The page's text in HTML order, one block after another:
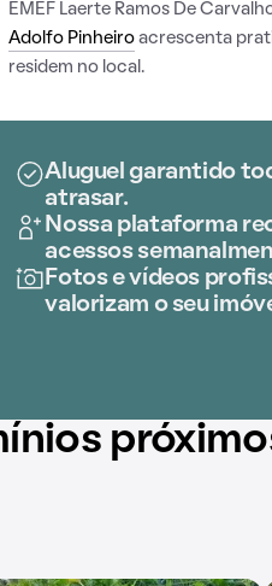
EMEF Laerte Ramos De
Adolfo Pinheiro acrescenta
residem no local.
Aluguel garantido
atrasar.
Nossa plataforma
acessos
Fotos e vídeos
valorizam o seu